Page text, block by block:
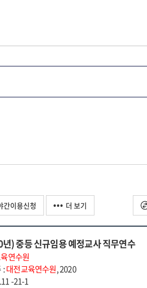
간이용신청 더 보기
) 중등 신규임용 예정교사 직무연수
연수원
:대전교육연수원, 2020
-21-1